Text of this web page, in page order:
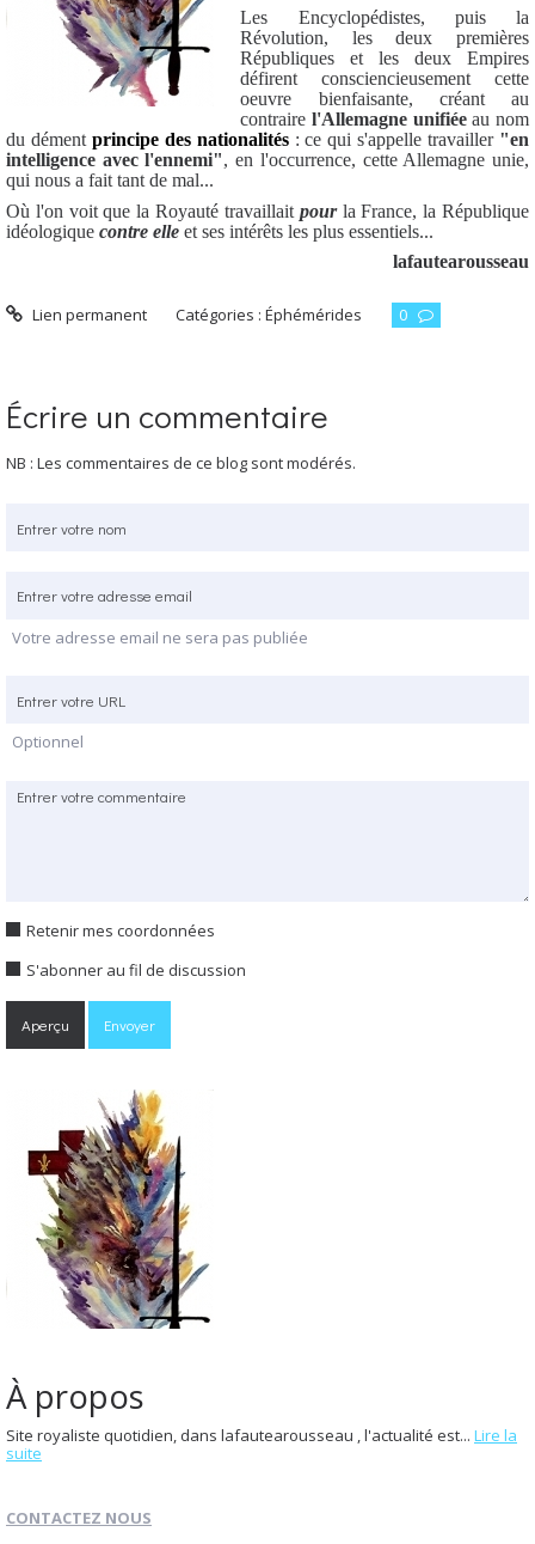
Les Encyclopédistes, puis la
Révolution, les deux premières
Républiques et les deux Empires
défirent consciencieusement cette
oeuvre bienfaisante, créant au
contrairel'Allemagne unifiéeau nom
du dément principe des nationalités: ce qui s'appelle travailler "en
intelligence avec l'ennemi", en l'occurrence, cette Allemagne unie,
qui nous a fait tant de mal...
Où l'on voit que la Royauté travaillait pourla France, la République
idéologique contre elle et ses intérêts les plus essentiels...
lafautearousseau
Lien permanent Catégories :Éphémérides 0
Écrire un commentaire
NB : Les commentaires de ce blog sont modérés.
Votre adresse email ne sera pas publiée
Optionnel
Retenir mes coordonnées
S'abonner au fil de discussion
À propos
Site royaliste quotidien, dans lafautearousseau , l'actualité est... Lire la
suite
CONTACTEZ NOUS